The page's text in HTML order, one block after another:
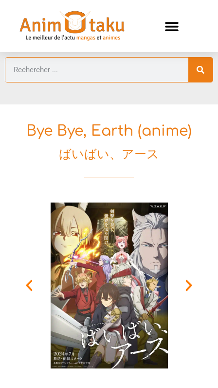
Bye Bye, Earth (anime)
ばいばい、アース